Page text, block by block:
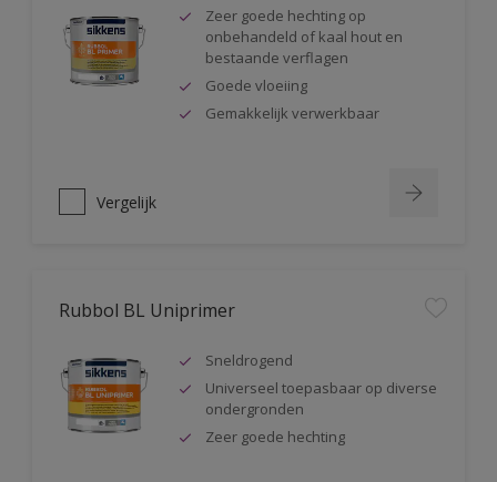
Zeer goede hechting op
onbehandeld of kaal hout en
bestaande verflagen
Goede vloeiing
Gemakkelijk verwerkbaar
Vergelijk
Rubbol BL Uniprimer
Sneldrogend
Universeel toepasbaar op diverse
ondergronden
Zeer goede hechting